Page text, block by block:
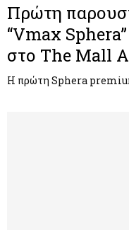
Πρώτη
“Vmax
στο The Mall
Η πρώτη Sphera